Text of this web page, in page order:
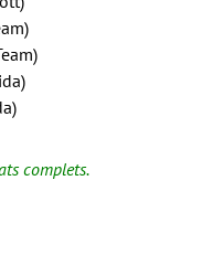
complets.